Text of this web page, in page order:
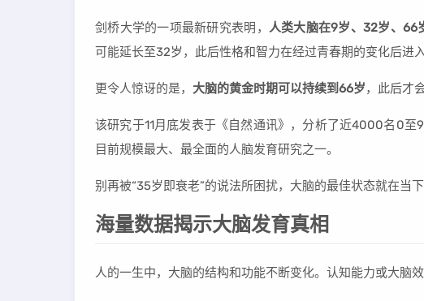
剑桥大学的一项最新研究表明， 人类大脑在9岁、32岁、66
可能延长至32岁，此后性格和智力在经过青春期的变化后进入
更令人惊讶的是， 大脑的黄金时期可以持续到66岁，此后才
该研究于11月底发表于《自然通讯》，分析了近4000名0
目前规模最大、最全面的人脑发育研究之一。
别再被“35岁即衰老”的说法所困扰，大脑的最佳状态就在当下
海量数据揭示大脑发育真相
人的一生中，大脑的结构和功能不断变化。认知能力或大脑